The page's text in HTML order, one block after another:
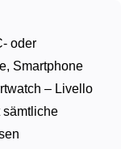
oder
Smartphone
– Livello
sämtliche